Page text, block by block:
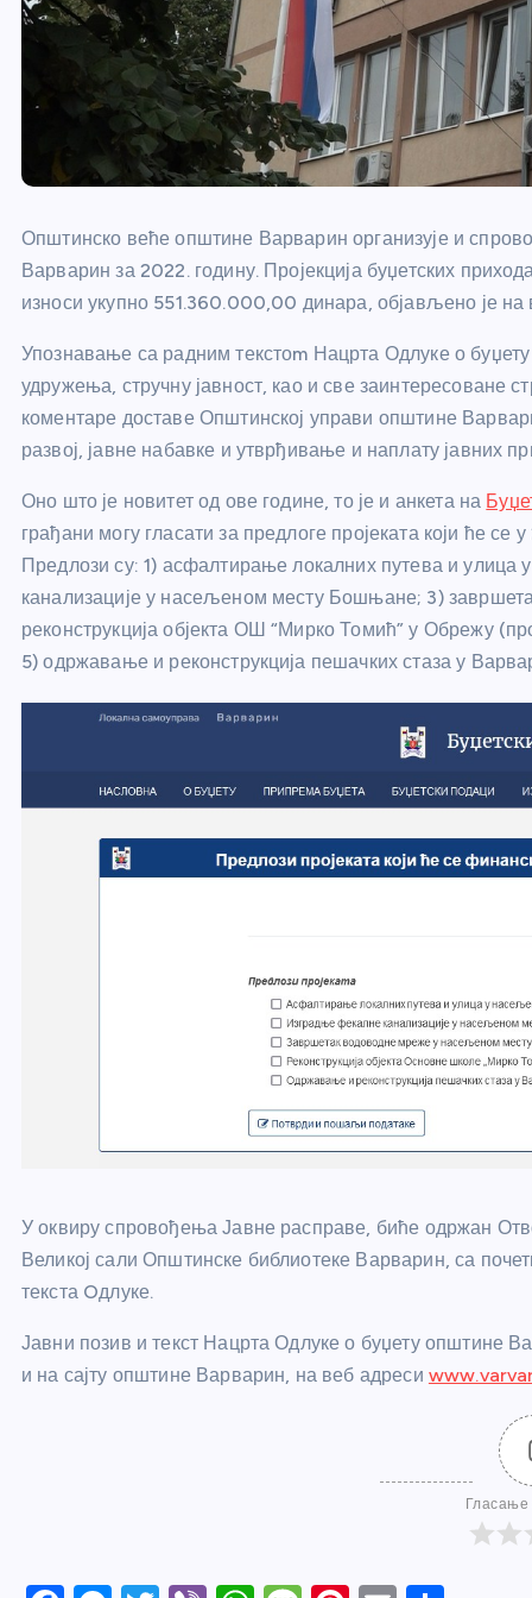
Општинско веће општине Варварин организује и
Варварин за 2022. годину. Пројекција буџетских
износи укупно 551.360.000,00 динара, објављено је на
Упознавање са радним текстоm Нацрта Одлуке о
удружења, стручну јавност, као и све заинтересоване
коментаре доставе Општинској управи општине
развој, јавне набавке и утврђивање и наплату јавних
Оно што је новитет од ове године, то је и анкета на
грађани могу гласати за предлоге пројеката који ће
Предлози су: 1) асфалтирање локалних путева и
канализације у насељеном месту Бошњане; 3)
реконструкција објекта ОШ “Мирко Томић” у Обрежу
5) одржавање и реконструкција пешачких стаза у
У оквиру спровођења Јавне расправе, биће одржан
Великој сали Општинске библиотеке Варварин, са
текста Oдлуке.
Јавни позив и текст Нацрта Одлуке о буџету општине
и на сајту општине Варварин, на веб адреси
Гласање